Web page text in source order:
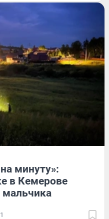
минуту»:
в Кемерове
мальчика
1